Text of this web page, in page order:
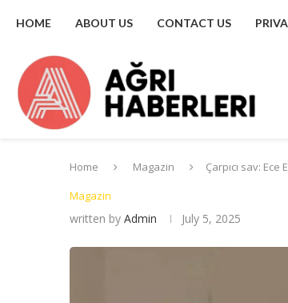
HOME ABOUT US CONTACT US
Home Magazin
Çarpıcı sav:
Magazin
written by Admin July 5, 2025